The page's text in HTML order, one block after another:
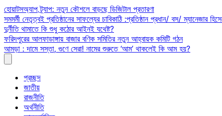
Skip
to
content
হোয়াটসঅ্যাপ ট্র্যাপ: নতুন কৌশলে বাড়ছে ডিজিটাল প্রতারণা
সমমর্মী নেতৃত্বই প্রতিষ্ঠানের সাফল্যের চাবিকাঠি :প্রতিষ্ঠান প্রধান/ বস/ ম্যানেজার
দুর্নীতি থামাতে কি শুধু কঠোর আইনই যথেষ্ট?
ফরিদপুরের আলফাডাঙ্গায় বাজার বণিক সমিতির নতুন আহ্বায়ক কমিটি গঠন
আমড়া : দামে সস্তা, গুণে সেরা! নামের শুরুতে ‘আম’ থাকলেই কি আম হয়?
প্রচ্ছদ
জাতীয়
রাজনীতি
অর্থনীতি